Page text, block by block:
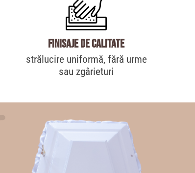
Finisaje de calitate
strălucire uniformă, fără urme
sau zgârieturi